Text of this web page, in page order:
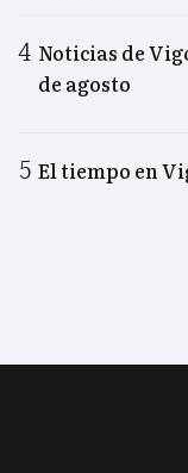
Noticias de
de agosto
El tiempo en